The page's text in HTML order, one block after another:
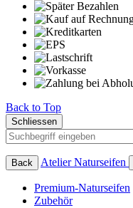
Back to Top
Schliessen
Back Atelier Naturseifen
Premium-Naturseifen
Zubehör